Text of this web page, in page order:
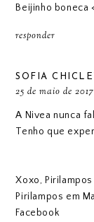
Beijinho boneca
responder
SOFIA
25 de maio de
A Nivea nunca
Tenho que
Xoxo, Pirilampos
Pirilampos em
Facebook